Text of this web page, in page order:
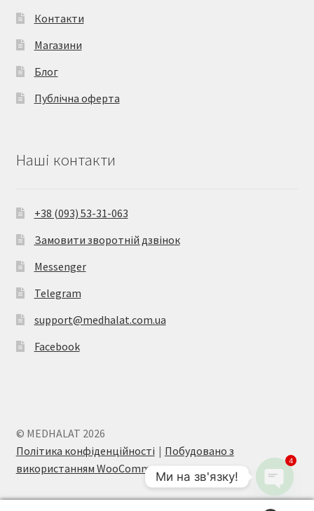
Контакти
Магазини
Блог
Публічна оферта
Наші контакти
+38 (093) 53-31-063
Замовити зворотній дзвінок
Messenger
Telegram
support@medhalat.com.ua
Facebook
© MEDHALAT 2026
Політика конфіденційності
Побудовано з
використанням WooCommerce
Ми на зв'язку!
O
4